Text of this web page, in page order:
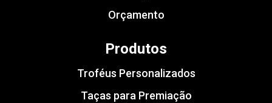
Orçamento
Produtos
Troféus Personalizados
Taças para Premiação